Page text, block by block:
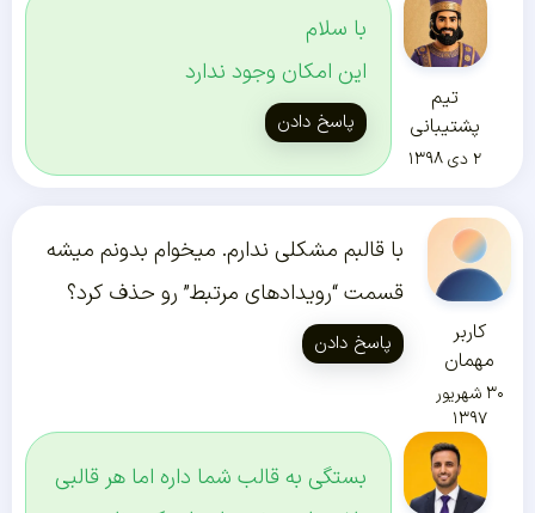
تیم
پشتیبانی
۲ دی ۱۳۹۸
با سلام
این امکان وجود ندارد
پاسخ دادن
کاربر
مهمان
۳۰ شهریور
۱۳۹۷
با قالبم مشکلی ندارم. میخوام بدونم میشه
قسمت “رویدادهای مرتبط” رو حذف کرد؟
پاسخ دادن
بستگی به قالب شما داره اما هر قالبی